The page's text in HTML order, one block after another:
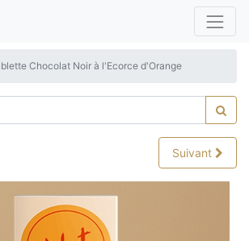
Chocolat Noir à l'Ecorce d'Orange
Suivant